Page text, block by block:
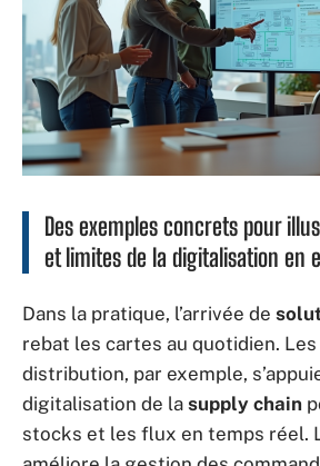
Des exemples concrets pour
et limites de la digitalisation en
Dans la pratique, l’arrivée de
rebat les cartes au quotidien.
distribution, par exemple,
digitalisation de la supply chain
stocks et les flux en temps réel.